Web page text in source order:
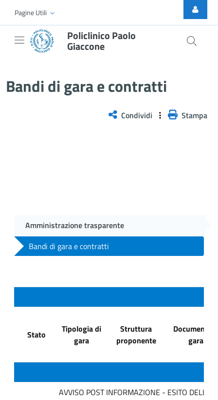
Skip to Main Content
Pagine Utili
Policlinico Paolo
Giaccone
Bandi di gara e contratti
Condividi Stampa
Amministrazione trasparente
Bandi di gara e contratti
Stato
Tipologia di
gara
Struttura
proponente
Documenti di
gara
AVVISO POST INFORMAZIONE - ESITO